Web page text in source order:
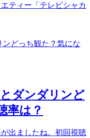
ティー「テレビシャカ
ダンダリンど
率は？
出ましたね。初回視聴